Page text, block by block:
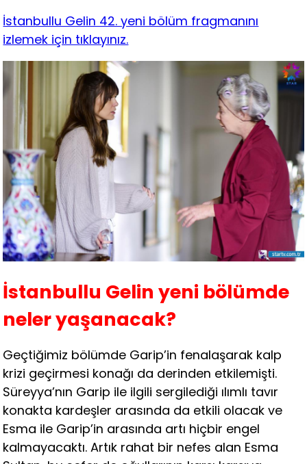
İstanbullu Gelin 42. yeni bölüm fragmanını
izlemek için tıklayınız.
İstanbullu Gelin yeni bölümde
neler yaşanacak?
Geçtiğimiz bölümde Garip’in fenalaşarak kalp
krizi geçirmesi konağı da derinden etkilemişti.
Süreyya’nın Garip ile ilgili sergilediği ılımlı tavır
konakta kardeşler arasında da etkili olacak ve
Esma ile Garip’in arasında artı hiçbir engel
kalmayacaktı. Artık rahat bir nefes alan Esma